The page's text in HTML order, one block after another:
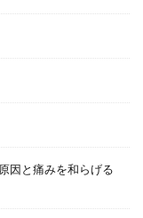
因と痛みを和らげる